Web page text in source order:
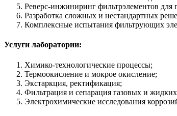
Реверс-инжиниринг фильтрэлементов для
Разработка сложных и нестандартных
Комплексные испытания фильтрующих
Услуги лаборатории:
Химико-технологические процессы;
Термоокисление и мокрое окисление;
Экстаркция, ректификация;
Фильтрация и сепарация газовых и жидких
Электрохимические исследования